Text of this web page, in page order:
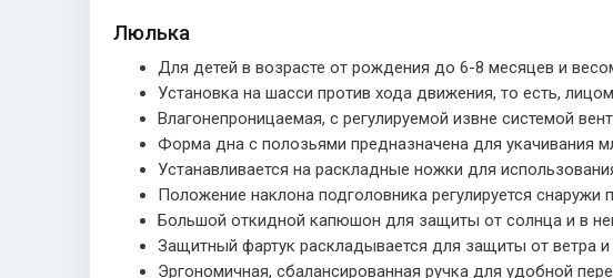
Люлька
Для детей в возрасте от рождения до 6-8 месяцев и
Установка на шасси против хода движения, то есть,
Влагонепроницаемая, с регулируемой извне системой
Форма дна с полозьями предназначена для укачивания
Устанавливается на раскладные ножки для
Положение наклона подголовника регулируется снаружи
Большой откидной капюшон для защиты от солнца и в
Защитный фартук раскладывается для защиты от ветра
Эргономичная, сбалансированная ручка для удобной